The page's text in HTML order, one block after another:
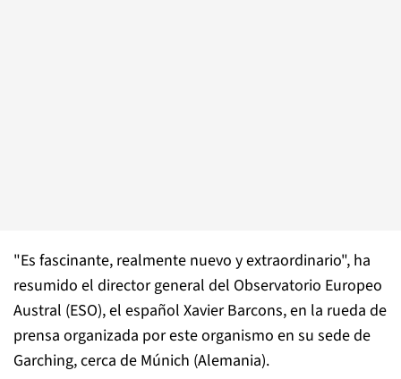
"Es fascinante, realmente nuevo y extraordinario", ha
resumido el director general del Observatorio Europeo
Austral (ESO), el español Xavier Barcons, en la rueda de
prensa organizada por este organismo en su sede de
Garching, cerca de Múnich (Alemania).